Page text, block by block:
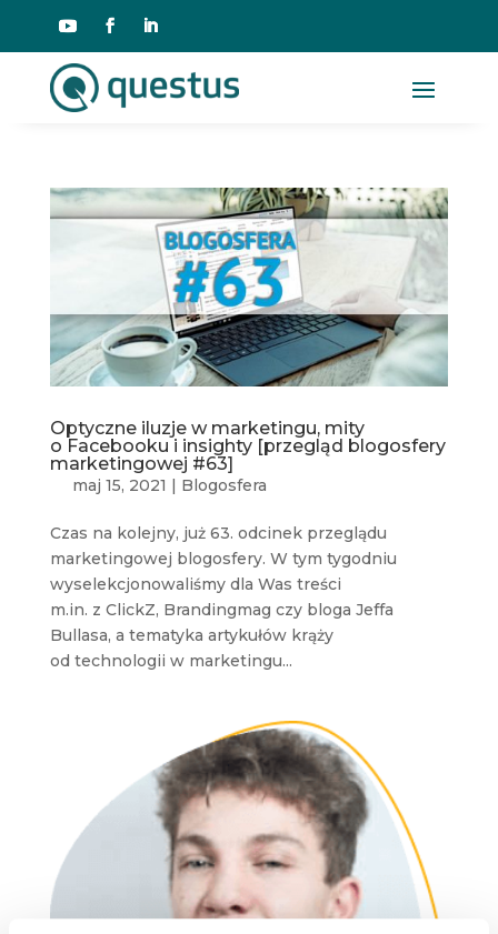
Optyczne iluzje w marketingu, mity
o Facebooku i insighty [przegląd blogosfery
marketingowej #63]
maj 15, 2021 | Blogosfera
Czas na kolejny, już 63. odcinek przeglądu
marketingowej blogosfery. W tym tygodniu
wyselekcjonowaliśmy dla Was treści
m.in. z ClickZ, Brandingmag czy bloga Jeffa
Bullasa, a tematyka artykułów krąży
od technologii w marketingu...